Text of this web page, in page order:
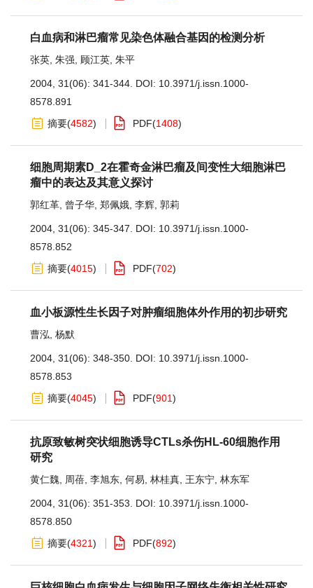
白血病和淋巴瘤常见染色体融合基因的检测分析
张英 朱强 顾江英 朱平
2004, 31(06): 341-344. DOI: 10.3971/j.issn.1000-
8578.891
摘要(4582) PDF(1408)
细胞周期素D_2在霍奇金淋巴瘤及间变性大细胞淋巴
瘤中的表达及其意义探讨
郭红革 曾子华 郑佩娥 李辉 郭莉
2004, 31(06): 345-347. DOI: 10.3971/j.issn.1000-
8578.852
摘要(4015) PDF(702)
血小板源性生长因子对肿瘤细胞体外作用的初步研究
曹泓 杨默
2004, 31(06): 348-350. DOI: 10.3971/j.issn.1000-
8578.853
摘要(4045) PDF(901)
抗原致敏树突状细胞诱导CTLs杀伤HL-60细胞作用
研究
黄仁魏 周蓓 李旭东 何易 林桂真 王东宁 林东军
2004, 31(06): 351-353. DOI: 10.3971/j.issn.1000-
8578.850
摘要(4321) PDF(892)